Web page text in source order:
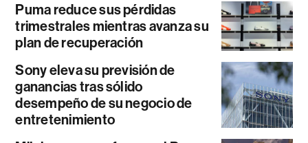
Puma reduce sus pérdidas
trimestrales mientras avanza su
plan de recuperación
Sony eleva su previsión de
ganancias tras sólido
desempeño de su negocio de
entretenimiento